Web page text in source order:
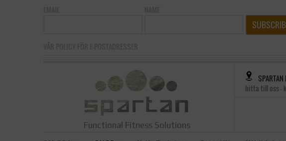
Functional Fitness Solutions
hitta till oss -